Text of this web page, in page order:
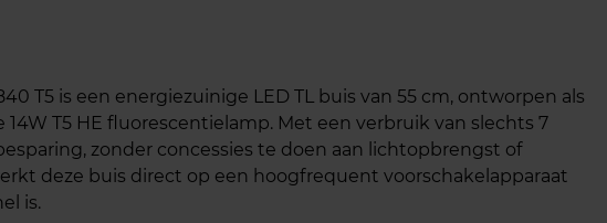
T5 is een energiezuinige LED TL buis van 55 cm, ontworpen als
T5 HE fluorescentielamp. Met een verbruik van slechts 7
zonder concessies te doen aan lichtopbrengst of
deze buis direct op een hoogfrequent voorschakelapparaat
is.